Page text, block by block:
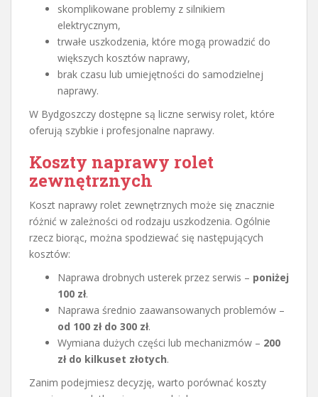
skomplikowane problemy z silnikiem
elektrycznym,
trwałe uszkodzenia, które mogą prowadzić do
większych kosztów naprawy,
brak czasu lub umiejętności do samodzielnej
naprawy.
W Bydgoszczy dostępne są liczne serwisy rolet, które
oferują szybkie i profesjonalne naprawy.
Koszty naprawy rolet
zewnętrznych
Koszt naprawy rolet zewnętrznych może się znacznie
różnić w zależności od rodzaju uszkodzenia. Ogólnie
rzecz biorąc, można spodziewać się następujących
kosztów:
Naprawa drobnych usterek przez serwis – poniżej
100 zł.
Naprawa średnio zaawansowanych problemów –
od 100 zł do 300 zł.
Wymiana dużych części lub mechanizmów – 200
zł do kilkuset złotych.
Zanim podejmiesz decyzję, warto porównać koszty